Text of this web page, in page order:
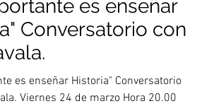
es enseñar
Conversatorio con
es enseñar Historia" Conversatorio
Viernes 24 de marzo Hora 20.00